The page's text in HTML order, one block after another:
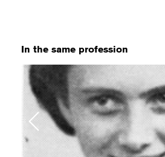
In the same profession
Previous